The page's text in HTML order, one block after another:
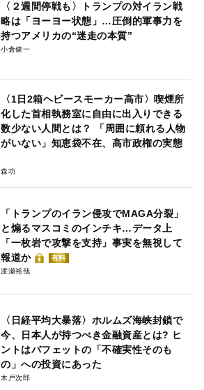
〈２週間停戦も〉トランプの対イラン戦
略は「ヨーヨー状態」…圧倒的軍事力を
持つアメリカの“迷走の本質”
小倉健一
〈1日2箱ヘビースモーカー高市〉喫煙所
化した首相執務室に自由に出入りできる
数少ない人間とは？ 「周囲に頼れる人物
がいない」知恵袋不在、高市政権の実態
森功
「トランプのイラン侵攻でMAGA分裂」
と煽るマスコミのインチキ…データ上
「一枚岩で攻撃を支持」事実を無視して
報道か
有料
渡瀬裕哉
〈日経平均大暴落〉ホルムズ海峡封鎖で
今、日本人が持つべき金融資産とは? ヒ
ントはバフェットの「不確実性そのも
の」への投資にあった
木戸次郎